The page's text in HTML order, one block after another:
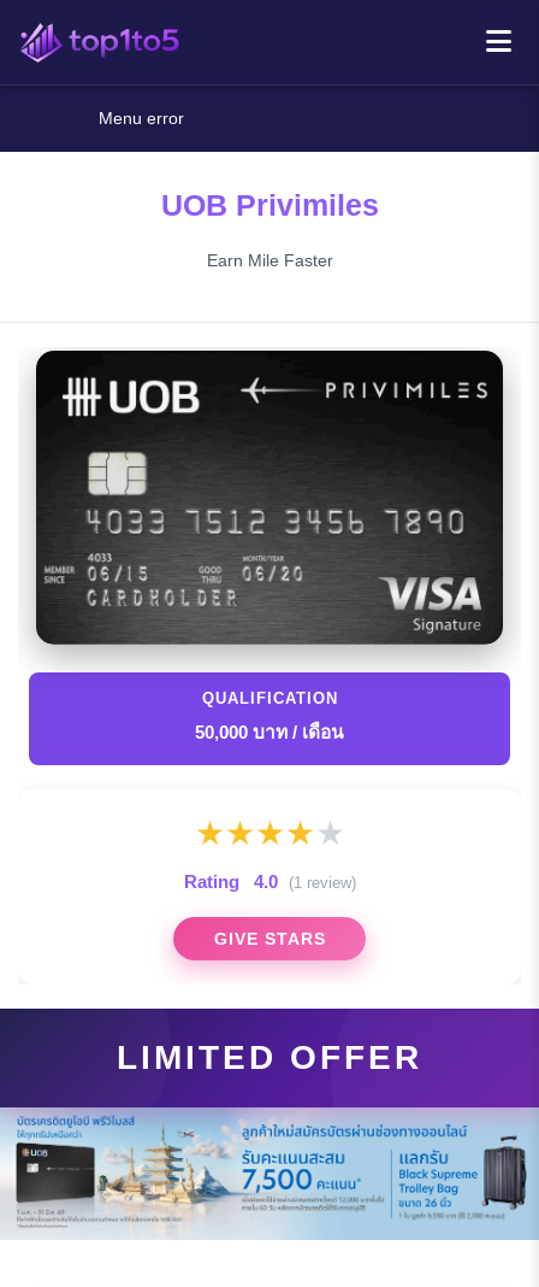
Menu error
UOB Privimiles
Earn Mile Faster
QUALIFICATION
50,000 บาท / เดือน
★★★★★
Rating 4.0 (1 review)
GIVE STARS
LIMITED OFFER